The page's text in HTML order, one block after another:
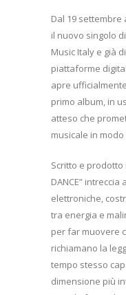
Dal 19 settembre
il nuovo singolo
Music Italy e già
piattaforme
apre
primo album, in
atteso che
musicale in
Scritto e prodotto
DANCE”
elettroniche,
tra energia e
per far muovere
richiamano la
tempo stesso
dimensione più